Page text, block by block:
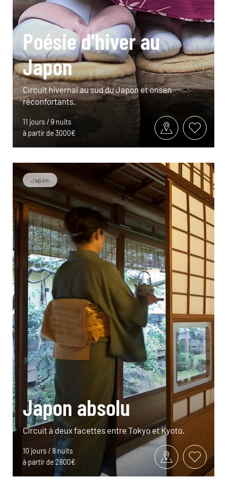
Poésie d'hiver au
Japon
Circuit hivernal au sud du Japon et onsen
réconfortants.
11 jours / 9 nuits
à partir de 3000€
Japon
Japon absolu
Circuit à deux facettes entre Tokyo et Kyoto.
10 jours / 8 nuits
à partir de 2800€